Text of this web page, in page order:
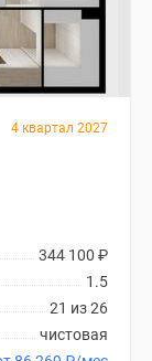
4 квартал 2027
344 100 ₽
1.5
21 из 26
чистовая